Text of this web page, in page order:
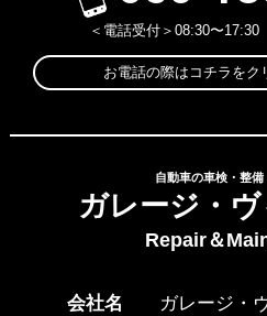
＜電話受付＞08:30〜
お電話の際はコチラをク
自動車の車検・整
ガレージ・
Repair＆
会社名 ガレージ・